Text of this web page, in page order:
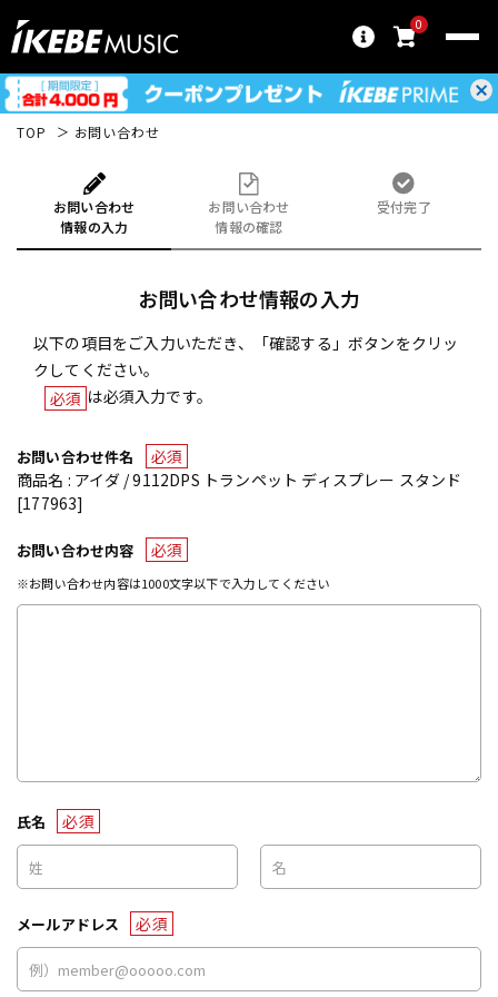
0
TOP お問い合わせ
お問い合わせ
情報の入力
お問い合わせ
情報の確認
受付完了
お問い合わせ情報の入力
以下の項目をご入力いただき、「確認する」ボタンをクリッ
クしてください。
必須 は必須入力です。
お問い合わせ件名
必須
商品名 : アイダ / 9112DPS トランペット ディスプレー スタンド
[177963]
お問い合わせ内容 必須
※お問い合わせ内容は1000文字以下で入力してください
氏名 必須
メールアドレス 必須